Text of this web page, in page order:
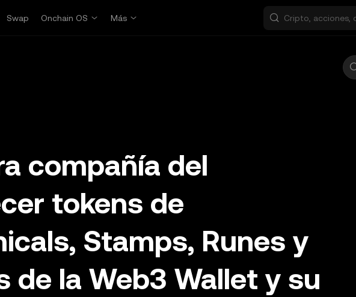
Swap Onchain OS Más
compañía del
tokens de
Stamps, Runes y
de la Web3 Wallet y su